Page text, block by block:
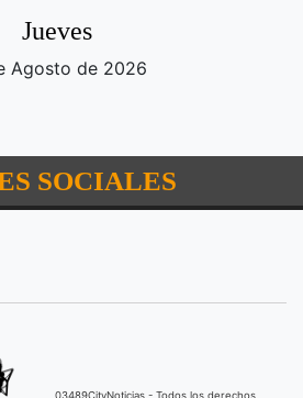
Jueves
Agosto de 2026
SOCIALES
03489CityNoticias - Todos los derechos